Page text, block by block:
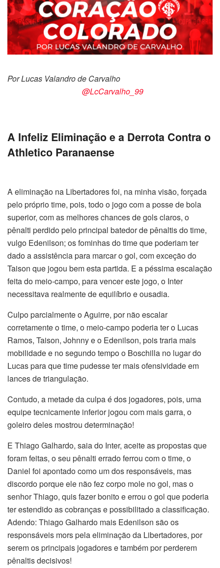
Por Lucas Valandro de Carvalho
@LcCarvalho_99
A Infeliz Eliminação e a Derrota Contra o
Athletico Paranaense
A eliminação na Libertadores foi, na minha visão, forçada
pelo próprio time, pois, todo o jogo com a posse de bola
superior, com as melhores chances de gols claros, o
pênalti perdido pelo principal batedor de pênaltis do time,
vulgo Edenilson; os fominhas do time que poderiam ter
dado a assistência para marcar o gol, com exceção do
Taison que jogou bem esta partida. E a péssima escalação
feita do meio-campo, para vencer este jogo, o Inter
necessitava realmente de equilíbrio e ousadia.
Culpo parcialmente o Aguirre, por não escalar
corretamente o time, o meio-campo poderia ter o Lucas
Ramos, Taison, Johnny e o Edenilson, pois traria mais
mobilidade e no segundo tempo o Boschilla no lugar do
Lucas para que time pudesse ter mais ofensividade em
lances de triangulação.
Contudo, a metade da culpa é dos jogadores, pois, uma
equipe tecnicamente inferior jogou com mais garra, o
goleiro deles mostrou determinação!
E Thiago Galhardo, saia do Inter, aceite as propostas que
foram feitas, o seu pênalti errado ferrou com o time, o
Daniel foi apontado como um dos responsáveis, mas
discordo porque ele não fez corpo mole no gol, mas o
senhor Thiago, quis fazer bonito e errou o gol que poderia
ter estendido as cobranças e possibilitado a classificação.
Adendo: Thiago Galhardo mais Edenilson são os
responsáveis mors pela eliminação da Libertadores, por
serem os principais jogadores e também por perderem
pênaltis decisivos!